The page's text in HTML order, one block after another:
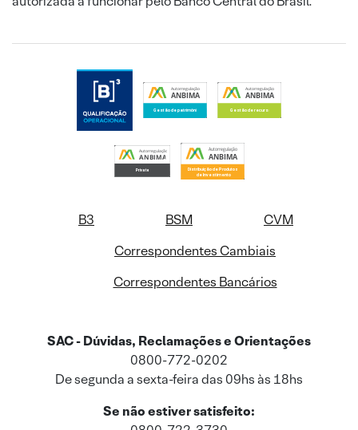
B3 BSM
CVM
Correspondentes Cambiais
Correspondentes Bancários
SAC - Dúvidas, Reclamações e Orientações
0800-772-0202
De segunda a sexta-feira das 09hs às 18hs
Se não estiver satisfeito: